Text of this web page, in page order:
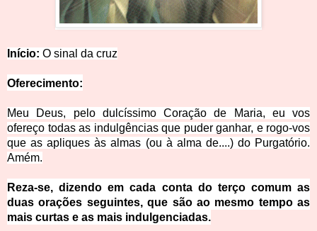
Início: O sinal da cruz
Oferecimento:
Meu Deus, pelo dulcíssimo Coração de Maria, eu vos
ofereço todas as indulgências que puder ganhar, e rogo-vos
que as apliques às almas (ou à alma de....) do Purgatório.
Amém.
Reza-se, dizendo em cada conta do terço comum as
duas orações seguintes, que são ao mesmo tempo as
mais curtas e as mais indulgenciadas.